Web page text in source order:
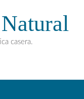
casera.